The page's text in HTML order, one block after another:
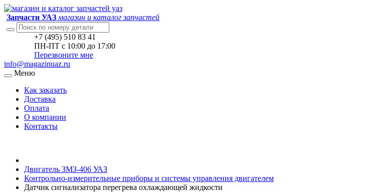
Запчасти УАЗ магазин и каталог запчастей
+7 (495) 510 83 41
ПН-ПТ с 10:00 до 17:00
Перезвоните мне
info@magazinuaz.ru
Меню
Как заказать
Доставка
Оплата
О компании
Контакты
Двигатель ЗМЗ-406 УАЗ
Контрольно-измерительные приборы и системы управления двигателем
Датчик сигнализатора перегрева охлаждающей жидкости